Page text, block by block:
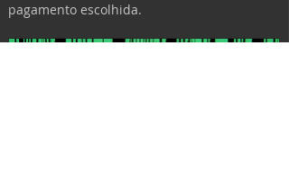
pagamento escolhida.